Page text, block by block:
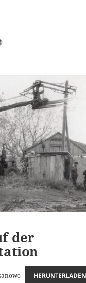
der
HERUNTERLADEN